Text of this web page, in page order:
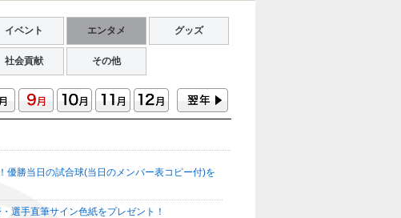
イベント エンタメ グッズ
社会貢献 その他
優勝当日の試合球(当日のメンバー表コピー付)を
選手直筆サイン色紙をプレゼント！